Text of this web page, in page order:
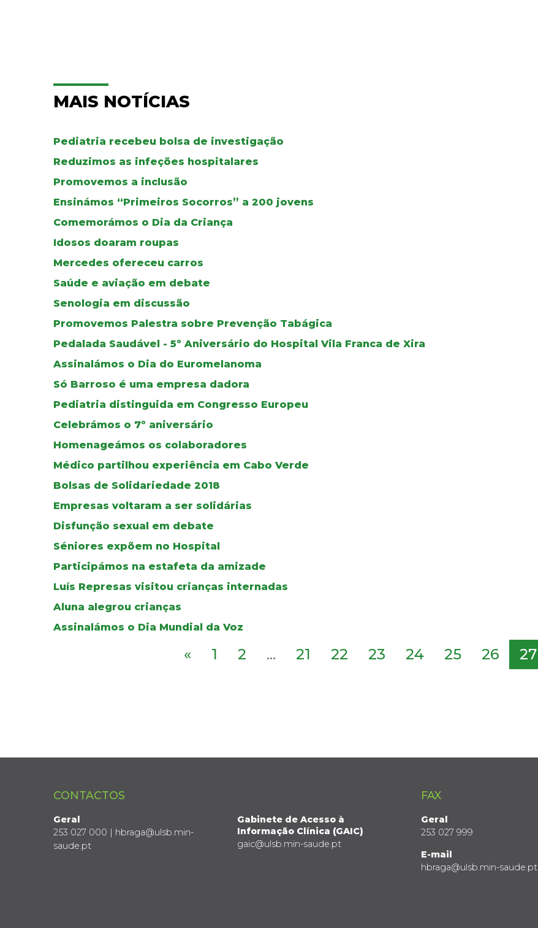
MAIS NOTÍCIAS
Pediatria recebeu bolsa de investigação
Reduzimos as infeções hospitalares
Promovemos a inclusão
Ensinámos “Primeiros Socorros” a 200 jovens
Comemorámos o Dia da Criança
Idosos doaram roupas
Mercedes ofereceu carros
Saúde e aviação em debate
Senologia em discussão
Promovemos Palestra sobre Prevenção Tabágica
Pedalada Saudável - 5º Aniversário do Hospital Vila Franca de Xira
Assinalámos o Dia do Euromelanoma
Só Barroso é uma empresa dadora
Pediatria distinguida em Congresso Europeu
Celebrámos o 7º aniversário
Homenageámos os colaboradores
Médico partilhou experiência em Cabo Verde
Bolsas de Solidariedade 2018
Empresas voltaram a ser solidárias
Disfunção sexual em debate
Séniores expõem no Hospital
Participámos na estafeta da amizade
Luís Represas visitou crianças internadas
Aluna alegrou crianças
Assinalámos o Dia Mundial da Voz
« 1 2 ... 21 22 23 24 25 26 27
CONTACTOS
Geral
253 027 000 | hbraga@ulsb.min-
saude.pt
Gabinete de Acesso à
Informação Clínica (GAIC)
gaic@ulsb.min-saude.pt
FAX
Geral
253 027 999
E-mail
hbraga@ulsb.min-saude.pt